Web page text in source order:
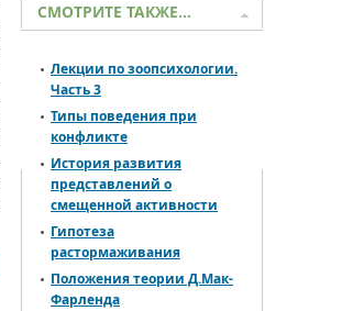
СМОТРИТЕ ТАКЖЕ…
Лекции по зоопсихологии.
Часть 3
Типы поведения при
конфликте
История развития
представлений о
смещенной активности
Гипотеза
растормаживания
Положения теории Д.Мак-
Фарленда